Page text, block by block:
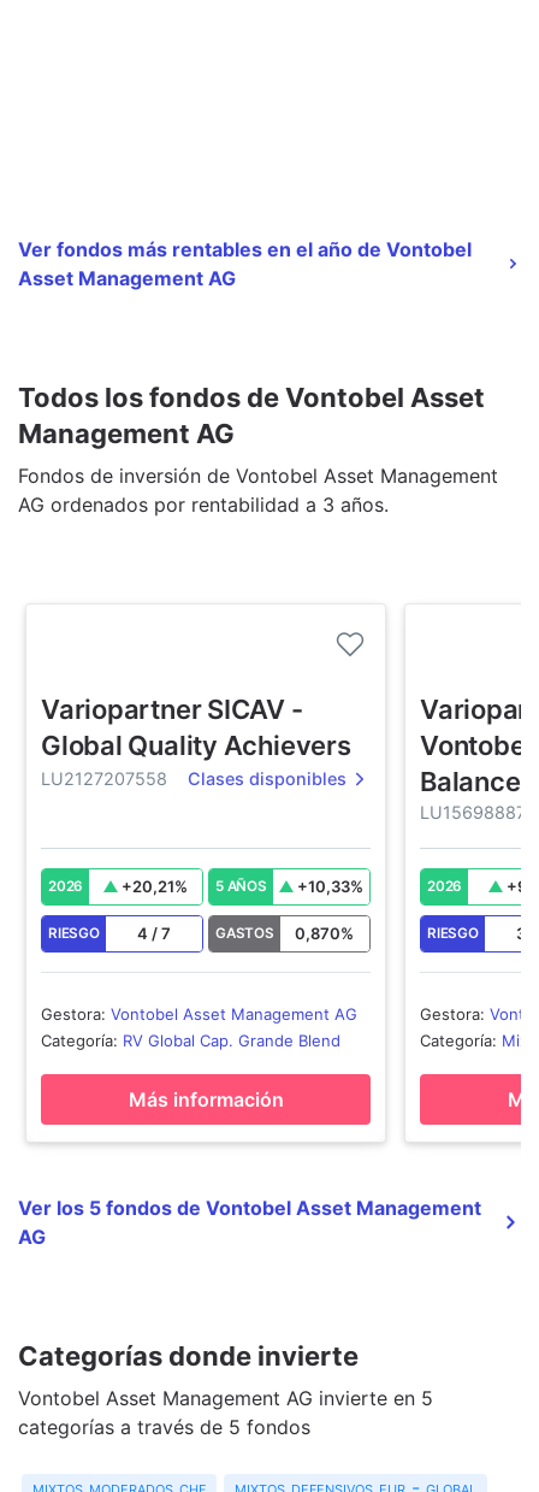
Ver fondos más rentables en el año de Vontobel
Asset Management AG
Todos los fondos de Vontobel Asset
Management AG
Fondos de inversión de Vontobel Asset Management
AG ordenados por rentabilidad a 3 años.
Variopartner SICAV -
Global Quality Achievers
LU2127207558 Clases disponibles
2026 +20,21% 5 AÑOS +10,33%
RIESGO 4 /7 GASTOS 0,870%
Gestora: Vontobel Asset Management AG
Categoría: RV Global Cap. Grande Blend
Más información
2026 +
RIESGO 3
Gestora:
Categoría:
Ver los 5 fondos de Vontobel Asset Management
AG
Categorías donde invierte
Vontobel Asset Management AG invierte en 5
categorías a través de 5 fondos
mixtos moderados chf mixtos defensivos eur - global